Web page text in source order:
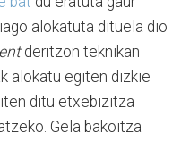
alokatuta dituela dio
deritzon teknikan
alokatu egiten dizkie
ditu etxebizitza
Gela bakoitza